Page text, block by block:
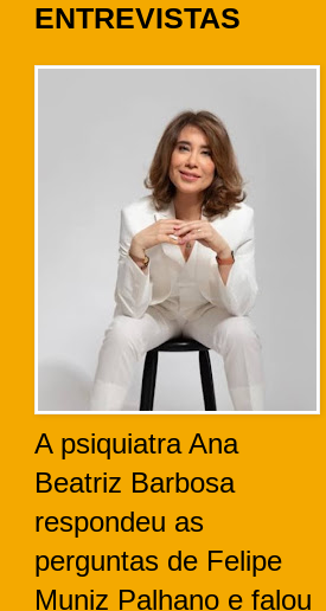
ENTREVISTAS
A psiquiatra Ana
Beatriz Barbosa
respondeu as
perguntas de Felipe
Muniz Palhano e falou